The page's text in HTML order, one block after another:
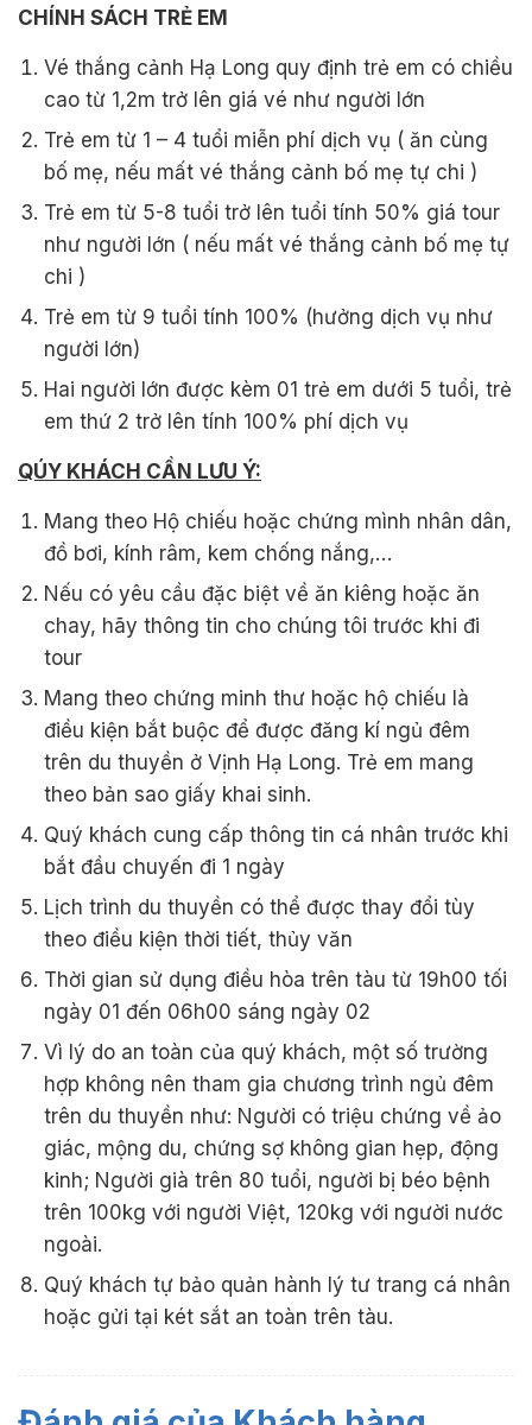
CHÍNH SÁCH TRẺ EM
Vé thắng cảnh Hạ Long quy định trẻ em có chiều
cao từ 1,2m trở lên giá vé như người lớn
Trẻ em từ 1 – 4 tuổi miễn phí dịch vụ ( ăn cùng
bố mẹ, nếu mất vé thắng cảnh bố mẹ tự chi )
Trẻ em từ 5-8 tuổi trở lên tuổi tính 50% giá tour
như người lớn ( nếu mất vé thắng cảnh bố mẹ tự
chi )
Trẻ em từ 9 tuổi tính 100% (hưởng dịch vụ như
người lớn)
Hai người lớn được kèm 01 trẻ em dưới 5 tuổi, trẻ
em thứ 2 trở lên tính 100% phí dịch vụ
QÚY KHÁCH CẦN LƯU Ý:
Mang theo Hộ chiếu hoặc chứng mình nhân dân,
đồ bơi, kính râm, kem chống nắng,…
Nếu có yêu cầu đặc biệt về ăn kiêng hoặc ăn
chay, hãy thông tin cho chúng tôi trước khi đi
tour
Mang theo chứng minh thư hoặc hộ chiếu là
điều kiện bắt buộc để được đăng kí ngủ đêm
trên du thuyền ở Vịnh Hạ Long. Trẻ em mang
theo bản sao giấy khai sinh.
Quý khách cung cấp thông tin cá nhân trước khi
bắt đầu chuyến đi 1 ngày
Lịch trình du thuyền có thể được thay đổi tùy
theo điều kiện thời tiết, thủy văn
Thời gian sử dụng điều hòa trên tàu từ 19h00 tối
ngày 01 đến 06h00 sáng ngày 02
Vì lý do an toàn của quý khách, một số trường
hợp không nên tham gia chương trình ngủ đêm
trên du thuyền như: Người có triệu chứng về ảo
giác, mộng du, chứng sợ không gian hẹp, động
kinh; Người già trên 80 tuổi, người bị béo bệnh
trên 100kg với người Việt, 120kg với người nước
ngoài.
Quý khách tự bảo quản hành lý tư trang cá nhân
hoặc gửi tại két sắt an toàn trên tàu.